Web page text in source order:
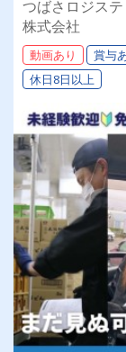
つばさロジス
株式会社
動画あり 賞与
休日8日以上